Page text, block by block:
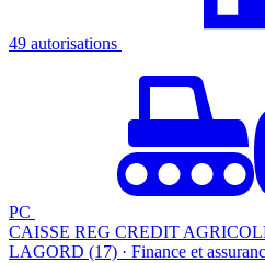
49 autorisations
PC
CAISSE REG CREDIT
LAGORD (17) · Finance et